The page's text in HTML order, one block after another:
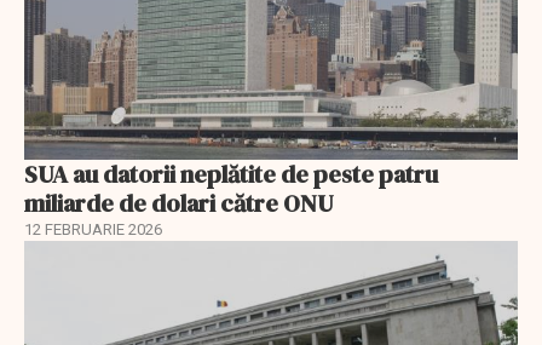
SUA au datorii neplătite de peste patru
miliarde de dolari către ONU
12 FEBRUARIE 2026